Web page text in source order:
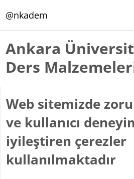
@nkadem
Ankara
Ders
Web sitemizde
ve kullanıcı
iyileştiren çerezler
kullanılmaktadır